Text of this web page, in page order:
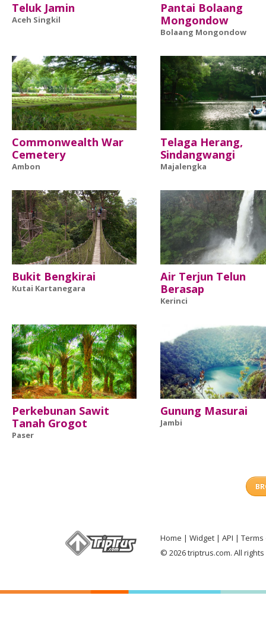
Teluk Jamin
Aceh Singkil
Pantai Bolaang
Mongondow
Bolaang Mongondow
Commonwealth War
Cemetery
Ambon
Telaga Herang,
Sindangwangi
Majalengka
Bukit Bengkirai
Kutai Kartanegara
Air Terjun Telun
Berasap
Kerinci
Perkebunan Sawit
Tanah Grogot
Paser
Gunung Masurai
Jambi
Home Widget API
Terms
© 2026 triptrus.com. All